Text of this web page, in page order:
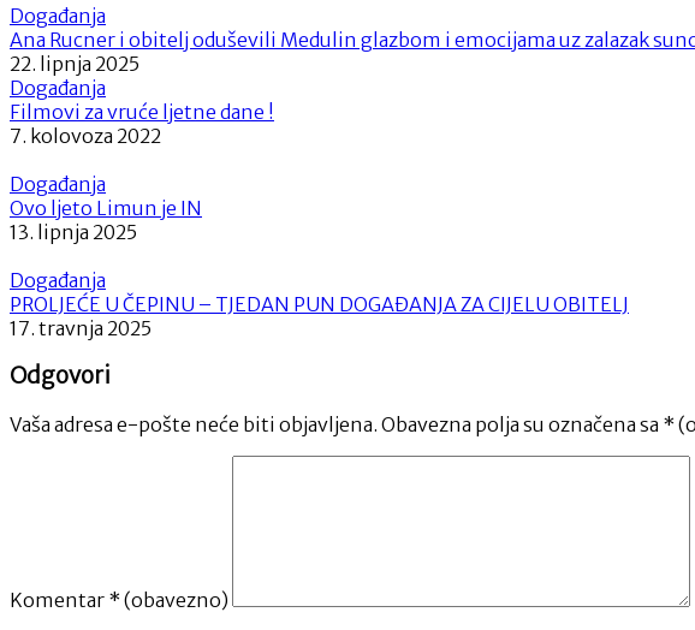
Događanja
Ana Rucner i obitelj oduševili Medulin glazbom i emocijama uz zalazak
22. lipnja 2025
Događanja
Filmovi za vruće ljetne dane !
7. kolovoza 2022
Događanja
Ovo ljeto Limun je IN
13. lipnja 2025
Događanja
PROLJEĆE U ČEPINU – TJEDAN PUN DOGAĐANJA ZA CIJELU OBITELJ
17. travnja 2025
Odgovori
Vaša adresa e-pošte neće biti objavljena. Obavezna polja su označena sa *
Komentar * (obavezno)